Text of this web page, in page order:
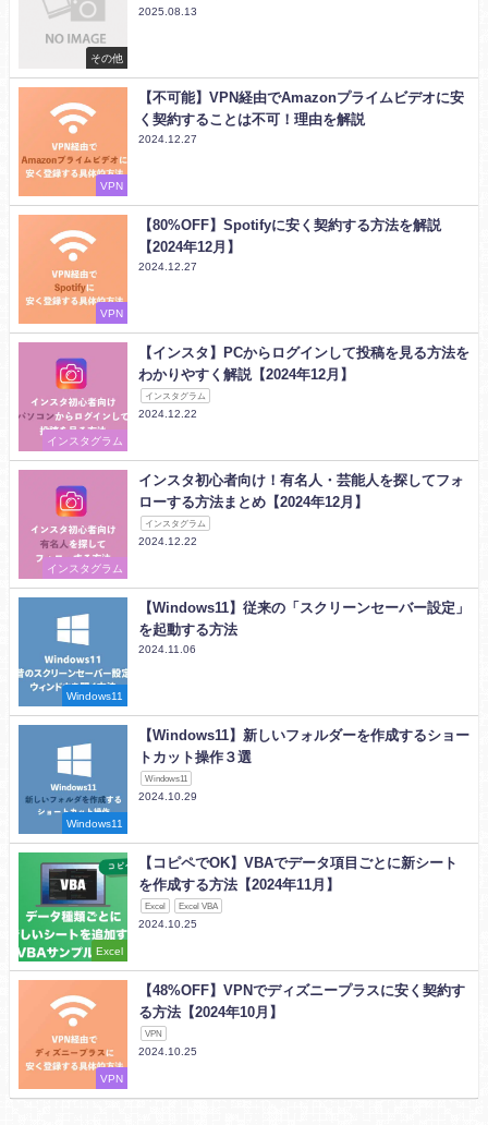
その他
2025.08.13
VPN
【不可能】VPN経由でAmazonプライムビデオに安
く契約することは不可！理由を解説
2024.12.27
VPN
【80%OFF】Spotifyに安く契約する方法を解説
【2024年12月】
2024.12.27
インスタグラム
【インスタ】PCからログインして投稿を見る方法を
わかりやすく解説【2024年12月】
インスタグラム
2024.12.22
インスタグラム
インスタ初心者向け！有名人・芸能人を探してフォ
ローする方法まとめ【2024年12月】
インスタグラム
2024.12.22
Windows11
【Windows11】従来の「スクリーンセーバー設定」
を起動する方法
2024.11.06
Windows11
【Windows11】新しいフォルダーを作成するショー
トカット操作３選
Windows11
2024.10.29
Excel
【コピペでOK】VBAでデータ項目ごとに新シート
を作成する方法【2024年11月】
Excel Excel VBA
2024.10.25
VPN
【48%OFF】VPNでディズニープラスに安く契約す
る方法【2024年10月】
VPN
2024.10.25